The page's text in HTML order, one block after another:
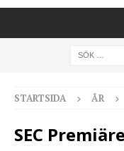
STARTSIDA ÅR
SEC